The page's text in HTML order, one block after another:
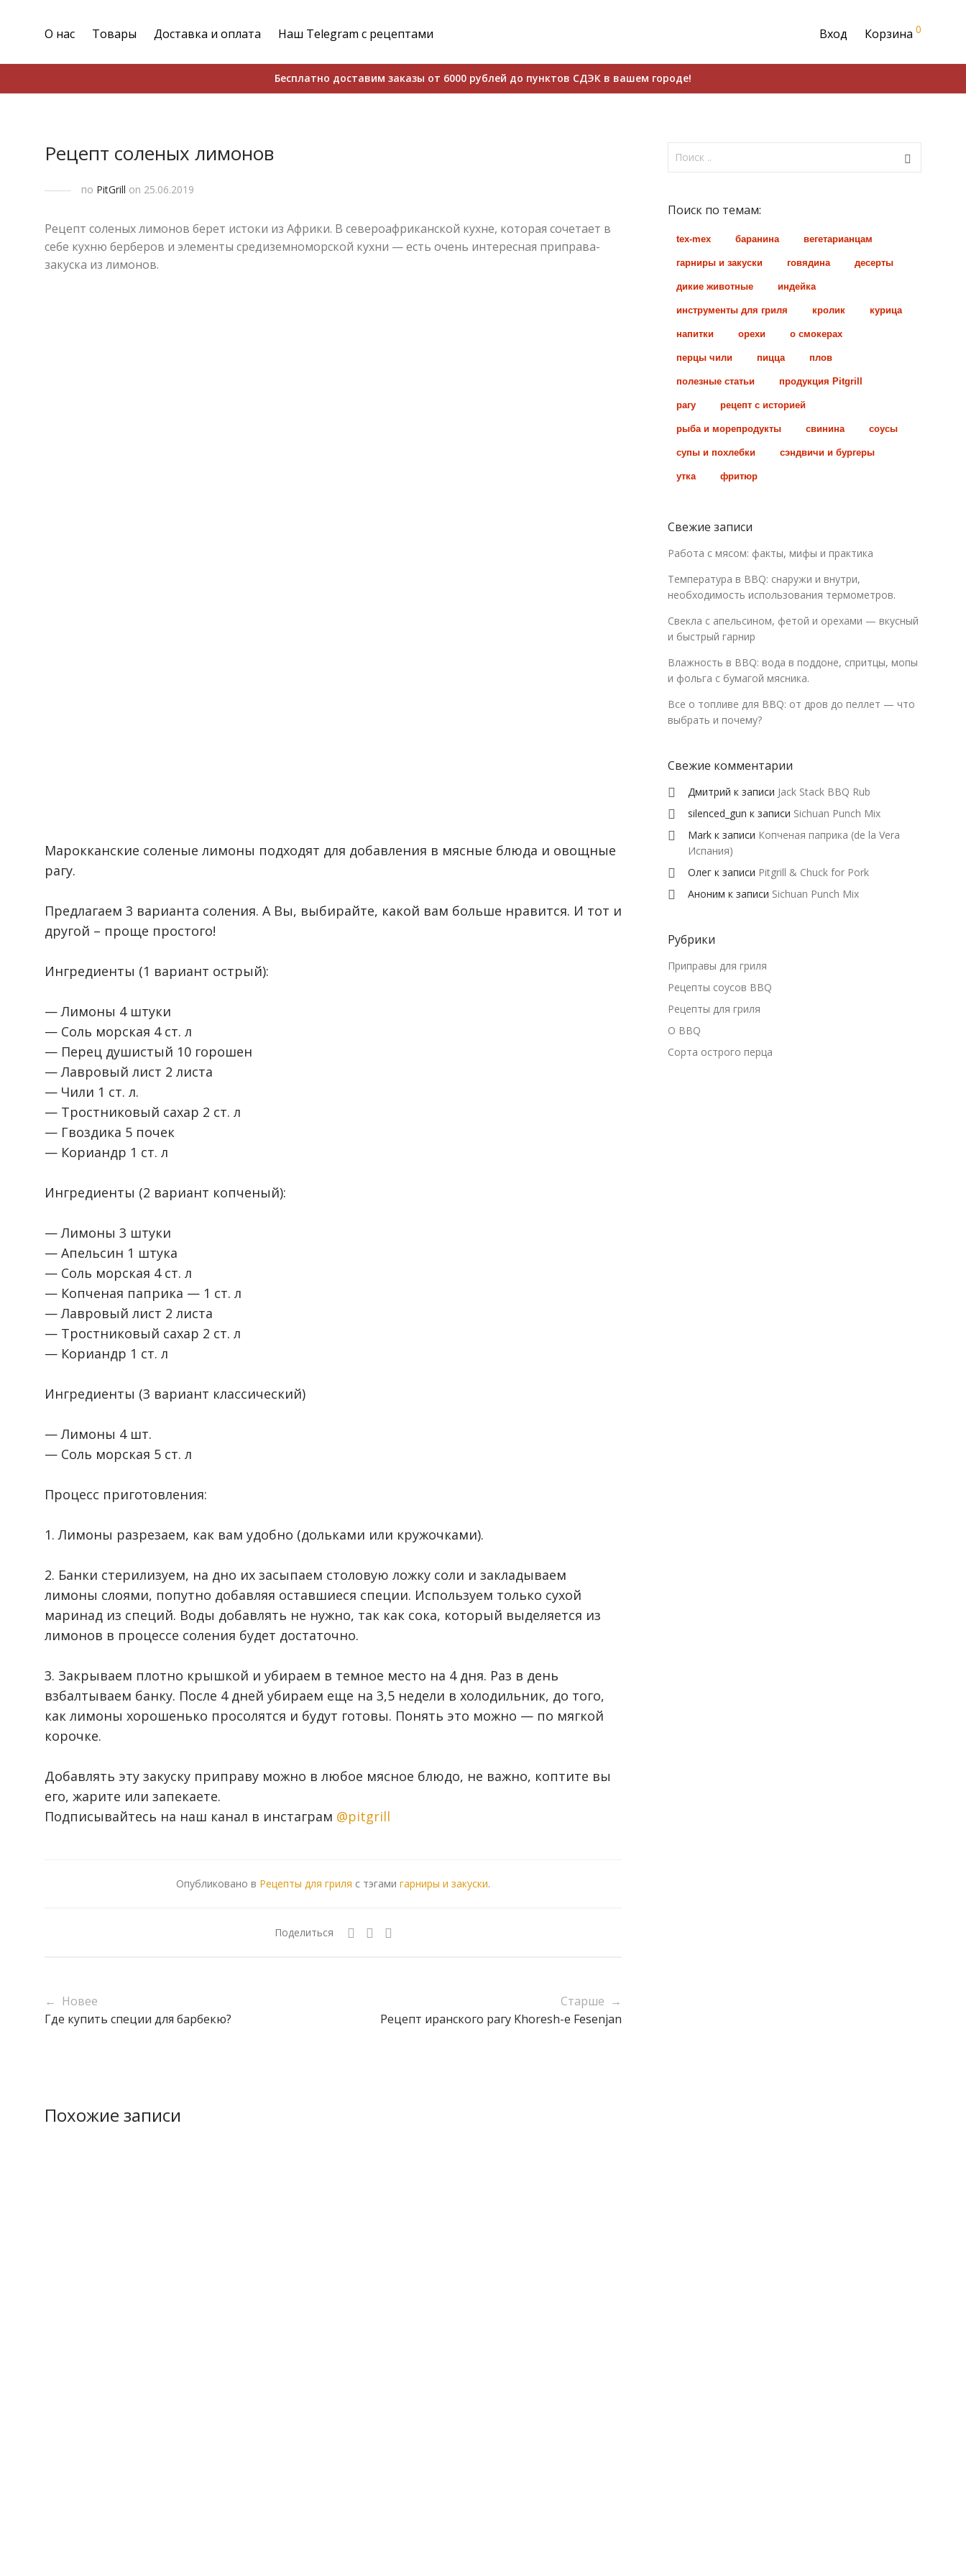
О нас Товары Доставка и оплата Наш Telegram с рецептами Вход Корзина 0
Бесплатно доставим заказы от 6000 рублей до пунктов СДЭК в вашем городе!
Рецепт соленых лимонов
по PitGrill on 25.06.2019
Рецепт соленых лимонов берет истоки из Африки. В североафриканской кухне, которая сочетает в
себе кухню берберов и элементы средиземноморской кухни — есть очень интересная приправа-
закуска из лимонов.
Марокканские соленые лимоны подходят для добавления в мясные блюда и овощные
рагу.
Предлагаем 3 варианта соления. А Вы, выбирайте, какой вам больше нравится. И тот и
другой – проще простого!
Ингредиенты (1 вариант острый):
— Лимоны 4 штуки
— Соль морская 4 ст. л
— Перец душистый 10 горошен
— Лавровый лист 2 листа
— Чили 1 ст. л.
— Тростниковый сахар 2 ст. л
— Гвоздика 5 почек
— Кориандр 1 ст. л
Ингредиенты (2 вариант копченый):
— Лимоны 3 штуки
— Апельсин 1 штука
— Соль морская 4 ст. л
— Копченая паприка — 1 ст. л
— Лавровый лист 2 листа
— Тростниковый сахар 2 ст. л
— Кориандр 1 ст. л
Ингредиенты (3 вариант классический)
— Лимоны 4 шт.
— Соль морская 5 ст. л
Процесс приготовления:
1. Лимоны разрезаем, как вам удобно (дольками или кружочками).
2. Банки стерилизуем, на дно их засыпаем столовую ложку соли и закладываем
лимоны слоями, попутно добавляя оставшиеся специи. Используем только сухой
маринад из специй. Воды добавлять не нужно, так как сока, который выделяется из
лимонов в процессе соления будет достаточно.
3. Закрываем плотно крышкой и убираем в темное место на 4 дня. Раз в день
взбалтываем банку. После 4 дней убираем еще на 3,5 недели в холодильник, до того,
как лимоны хорошенько просолятся и будут готовы. Понять это можно — по мягкой
корочке.
Добавлять эту закуску приправу можно в любое мясное блюдо, не важно, коптите вы
его, жарите или запекаете.
Подписывайтесь на наш канал в инстаграм @pitgrill
Опубликовано в Рецепты для гриля с тэгамигарниры и закуски.
Поделиться
← Новее
Где купить специи для барбекю?
Старше →
Рецепт иранского рагу Khoresh-e Fesenjan
Поиск по темам:
tex-mex баранина вегетарианцам
гарниры и закуски говядина десерты
дикие животные индейка
инструменты для гриля кролик курица
напитки орехи о смокерах
перцы чили пицца плов
полезные статьи продукция Pitgrill
рагу рецепт с историей
рыба и морепродукты свинина соусы
супы и похлебки сэндвичи и бургеры
утка фритюр
Свежие записи
Работа с мясом: факты, мифы и практика
Температура в BBQ: снаружи и внутри,
необходимость использования термометров.
Свекла с апельсином, фетой и орехами — вкусный
и быстрый гарнир
Влажность в BBQ: вода в поддоне, спритцы, мопы
и фольга с бумагой мясника.
Все о топливе для BBQ: от дров до пеллет — что
выбрать и почему?
Свежие комментарии
Дмитрий к записи Jack Stack BBQ Rub
silenced_gun к записи Sichuan Punch Mix
Mark к записи Копченая паприка (de la Vera
Испания)
Олег к записи Pitgrill & Chuck for Pork
Аноним к записи Sichuan Punch Mix
Рубрики
Приправы для гриля
Рецепты соусов BBQ
Рецепты для гриля
О BBQ
Сорта острого перца
Похожие записи